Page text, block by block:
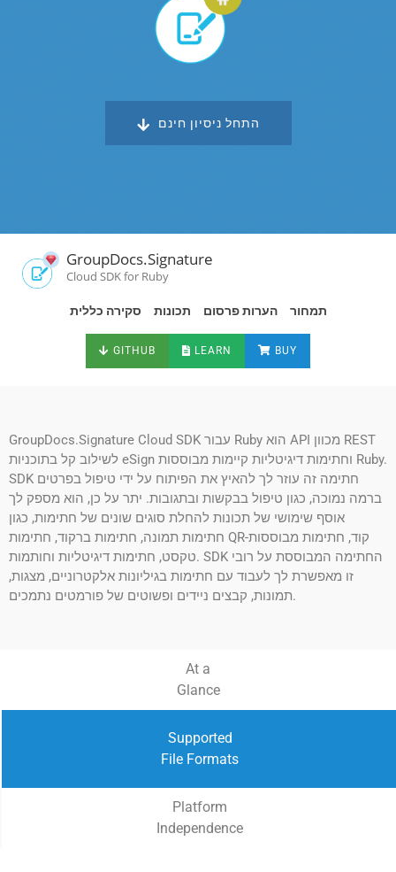
התחל ניסיון חינם
GroupDocs.Signature
Cloud SDK for Ruby
סקירה כללית תכונות הערות פרסום תמחור
GITHUB LEARN BUY
GroupDocs.Signature Cloud SDK עבור Ruby הוא API מכוון REST
לשילוב קל בתוכניות eSign וחתימות דיגיטליות קיימות מבוססות Ruby.
SDK חתימה זה עוזר לך להאיץ את הפיתוח על ידי טיפול בפרטים
ברמה נמוכה, כגון טיפול בבקשות ובתגובות. יתר על כן, הוא מספק לך
אוסף שימושי של תכונות להחלת סוגים שונים של חתימות, כגון
חתימות תמונה, חתימות ברקוד, חתימות QR-קוד, חתימות מבוססות
טקסט, חתימות דיגיטליות וחותמות. SDK החתימה המבוססת על רובי
זו מאפשרת לך לעבוד עם חתימות בגיליונות אלקטרוניים, מצגות,
תמונות, קבצים ניידים ופשוטים של פורמטים נתמכים.
At a
Glance
Supported
File Formats
Platform
Independence